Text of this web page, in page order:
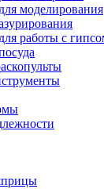
моделирования
работы с